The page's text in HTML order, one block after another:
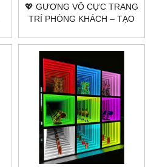
💖 GƯƠNG VÔ CỰC TRANG
TRÍ PHÒNG KHÁCH – TẠO